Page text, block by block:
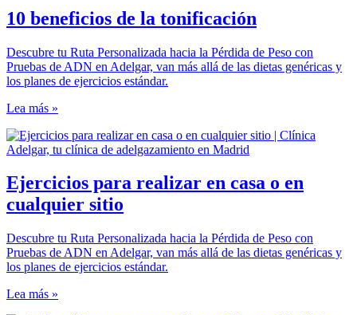
10 beneficios de la tonificación
Descubre tu Ruta Personalizada hacia la Pérdida de Peso con
Pruebas de ADN en Adelgar, van más allá de las dietas genéricas y
los planes de ejercicios estándar.
Lea más »
Ejercicios para realizar en casa o en
cualquier sitio
Descubre tu Ruta Personalizada hacia la Pérdida de Peso con
Pruebas de ADN en Adelgar, van más allá de las dietas genéricas y
los planes de ejercicios estándar.
Lea más »